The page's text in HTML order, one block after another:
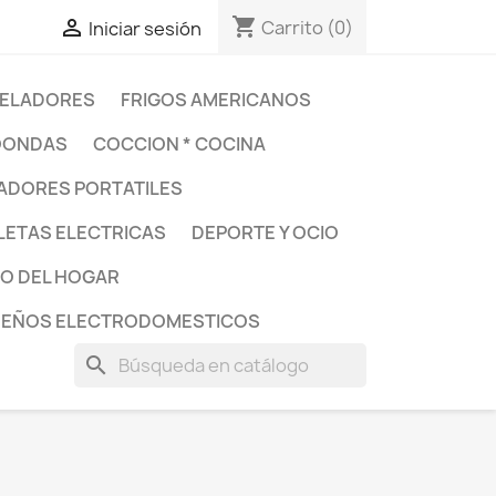
 Iniciar sesión shopping_cart Carrito (0)
FRIGOS AMERICANOS
COCCION * COCINA
PORTATILES
ELECTRICAS
DEPORTE Y OCIO
DEL HOGAR
ELECTRODOMESTICOS
search